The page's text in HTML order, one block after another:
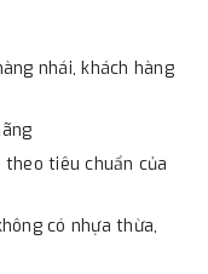
nhái, khách hàng
tiêu chuẩn của
có nhựa thừa,